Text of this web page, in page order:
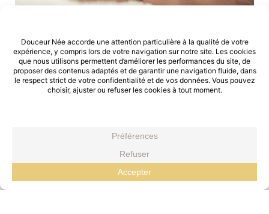
LES BIENFAITS POUR BÉBÉ
Le massage est un langage corporel à privilégier qui
apporte détente, relaxation et apaisement. Ce tête à
tête unique peut également venir soulager les maux
quotidiens tels que les troubles digestifs, les douleurs